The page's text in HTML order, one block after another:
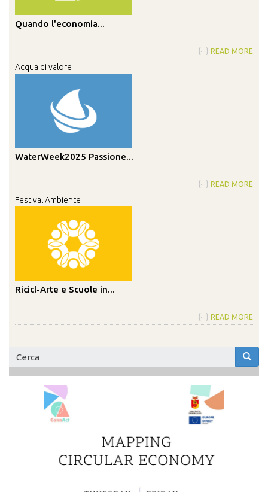
Quando l'economia...
{···} READ MORE
Acqua di valore
WaterWeek2025 Passione...
{···} READ MORE
Festival Ambiente
Ricicl-Arte e Scuole in...
{···} READ MORE
Form
di
ricerca
Cerca